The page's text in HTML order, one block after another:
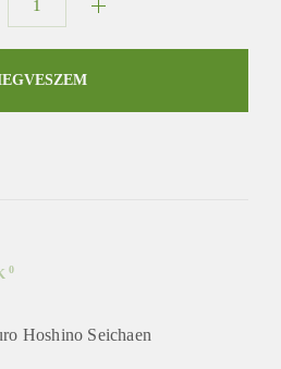
0
Hoshino Seichaen